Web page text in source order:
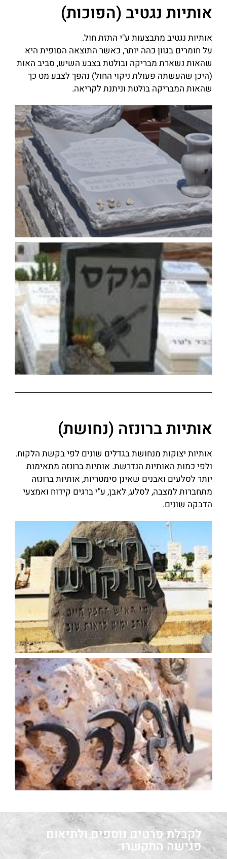
אותיות נגטיב (הפוכות)
אותיות נגטיב מתבצעות ע"י התזת חול.
על חומרים בגוון כהה יותר, כאשר התוצאה הסופית היא
שהאות נשארת מבריקה ובולטת בצבע השיש, סביב האות
(היכן שהעשתה פעולת ניקוי החול) נהפך לצבע מט כך
שהאות המבריקה בולטת וניתנת לקריאה.
אותיות ברונזה (נחושת)
אותיות יצוקות מנחושת בגדלים שונים לפי בקשת הלקוח.
ולפי כמות האותיות הנדרשת. אותיות ברונזה מתאימות
יותר לסלעים ואבנים שאינן סימטריות, אותיות ברונזה
מתחברות למצבה, לסלע, לאבן, ע"י ברגים קידוח ואמצעי
הדבקה שונים.
לקבלת פרטים נוספים ולתיאום
פגישה התקשרו: